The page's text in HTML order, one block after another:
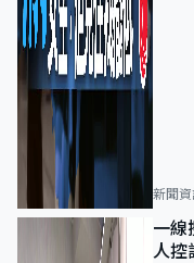
新聞資
一
人